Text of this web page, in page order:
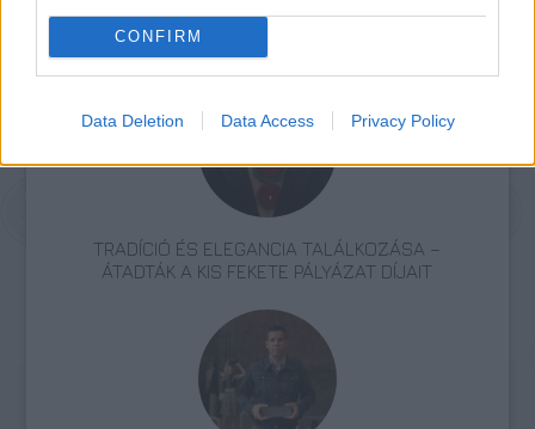
CONFIRM
Data Deletion Data Access Privacy Policy
TALÁLKOZÁSA – „KIS FEKETE” DIVATBEMUTATÓ
A HAGYOMÁNYOK HÁZÁBAN
TRADÍCIÓ ÉS ELEGANCIA TALÁLKOZÁSA –
ÁTADTÁK A KIS FEKETE PÁLYÁZAT DÍJAIT